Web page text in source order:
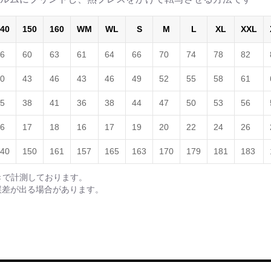
150 160 WM WL S M L XL XXL
60 63 61 64 66 70 74 78 82
43 46 43 46 49 52 55 58 61
38 41 36 38 44 47 50 53 56
17 18 16 17 19 20 22 24 26
150 161 157 165 163 170 179 181 183
計測しております。
が出る場合があります。